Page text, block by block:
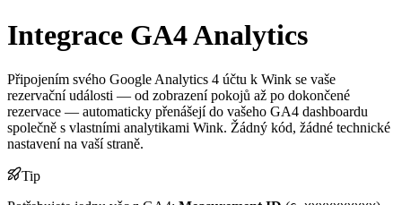
Integrace GA4 Analytics
Připojením svého Google Analytics 4 účtu k Wink se vaše
rezervační události — od zobrazení pokojů až po dokončené
rezervace — automaticky přenášejí do vašeho GA4 dashboardu
společně s vlastními analytikami Wink. Žádný kód, žádné technické
nastavení na vaší straně.
Tip